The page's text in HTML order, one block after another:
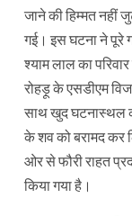
जाने की हिम्मत नहीं
गई। इस घटना ने पूरे
श्याम लाल का
रोहड़ू के एसडीएम
साथ खुद घटनास्थल
के शव को बरामद कर
ओर से फौरी राहत
किया गया है।